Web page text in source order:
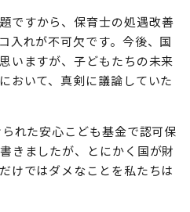
ですから、保育士の処遇改善
入れが不可欠です。今後、国
いますが、子どもたちの未来
おいて、真剣に議論していた
れた安心こども基金で認可保
きましたが、とにかく国が財
けではダメなことを私たちは